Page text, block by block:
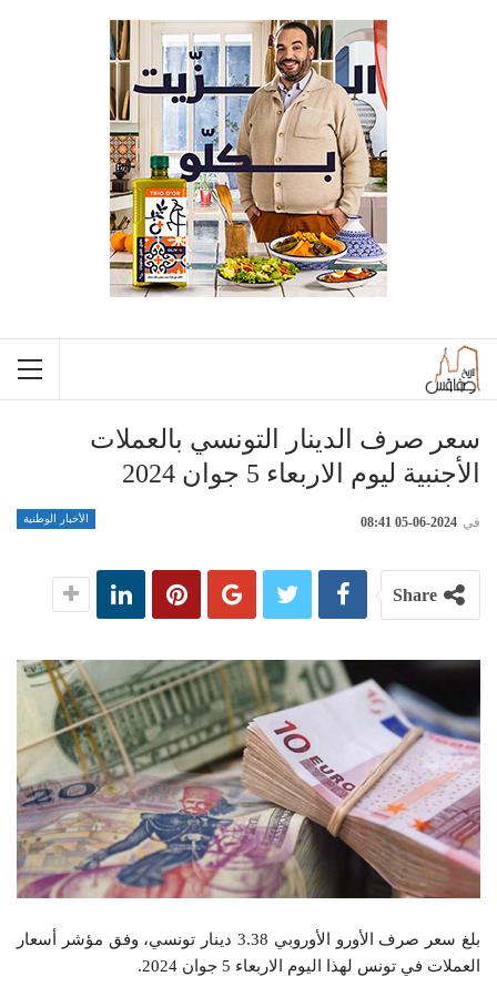
سعر صرف الدينار التونسي بالعملات
الأجنبية ليوم الاربعاء 5 جوان 2024
الأخبار الوطنية في 2024-06-05 08:41
Share
بلغ سعر صرف الأورو الأوروبي 3.38 دينار تونسي، وفق مؤشر أسعار
العملات في تونس لهذا اليوم الاربعاء 5 جوان 2024.